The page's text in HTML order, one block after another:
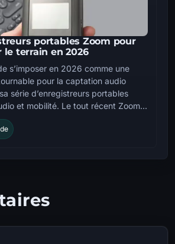
portables Zoom pour
terrain en 2026
s’imposer en 2026 comme une
pour la captation audio
série d’enregistreurs portables
et mobilité. Le tout récent Zoom...